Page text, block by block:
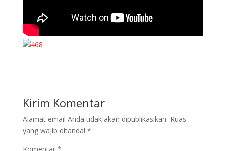
Kirim Komentar
Alamat email Anda tidak akan dipublikasikan. Ruas
yang wajib ditandai *